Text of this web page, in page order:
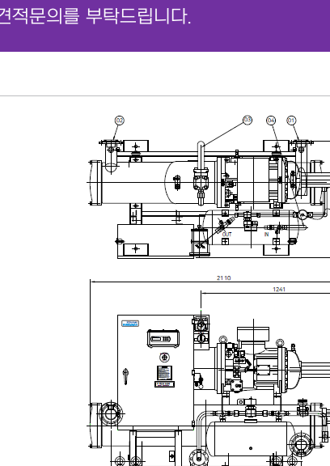
문의를 부탁드립니다.